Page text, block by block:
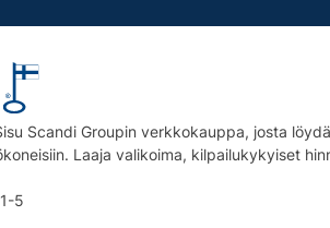
Scandi Groupin verkkokauppa, josta
Laaja valikoima, kilpailukykyiset
5